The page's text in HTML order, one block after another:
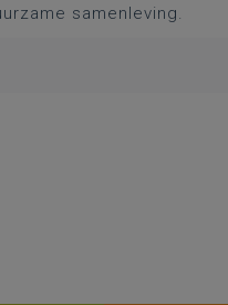
samenleving.